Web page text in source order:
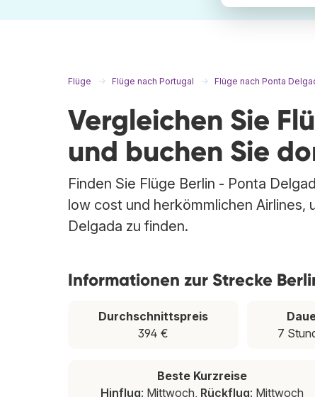
Flüge Flüge nach Portugal Flüge nach Ponta
Vergleichen Sie
und buchen Sie
Finden Sie Flüge Berlin - Ponta
low cost und herkömmlichen Airlines,
Delgada zu finden.
Informationen zur Strecke
Durchschnittspreis
394 €
7
Beste Kurzreise
Hinflug: Mittwoch, Rückflug: Mittwoch